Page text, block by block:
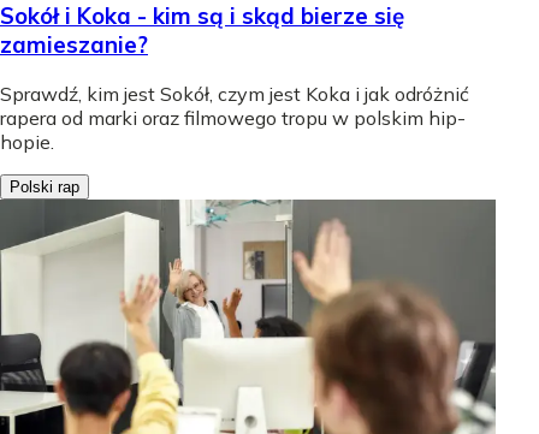
Sokół i Koka - kim są i skąd bierze się
zamieszanie?
Sprawdź, kim jest Sokół, czym jest Koka i jak odróżnić
rapera od marki oraz filmowego tropu w polskim hip-
hopie.
Polski rap